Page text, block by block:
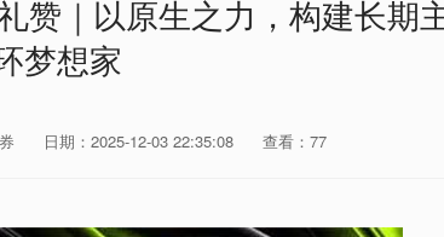
赞｜以原生之力，构建长期
梦想家
日期：2025-12-03 22:35:08 查看：77